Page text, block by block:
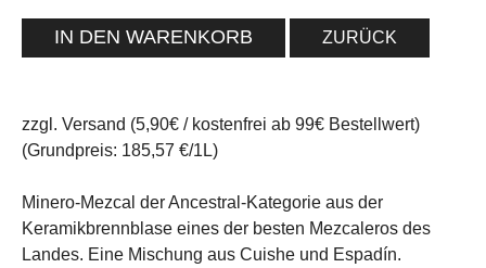
ZURÜCK
zzgl. Versand (5,90€ / kostenfrei ab 99€ Bestellwert)
(Grundpreis: 185,57 €/1L)
Minero-Mezcal der Ancestral-Kategorie aus der
Keramikbrennblase eines der besten Mezcaleros des
Landes. Eine Mischung aus Cuishe und Espadín.